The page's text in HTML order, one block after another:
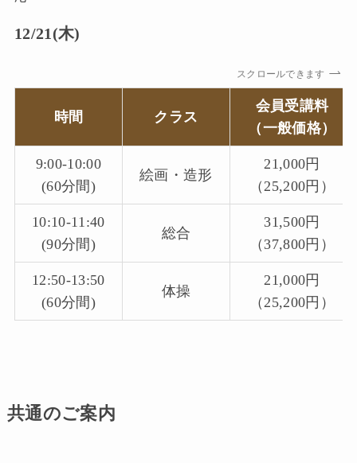
12/21(木)
スクロールできます
時間 クラス
会員受講料
（一般価格）
9:00-10:00
(60分間)
絵画・造形
21,000円
（25,200円）
10:10-11:40
(90分間)
総合
31,500円
（37,800円）
12:50-13:50
(60分間)
体操
21,000円
（25,200円）
共通のご案内